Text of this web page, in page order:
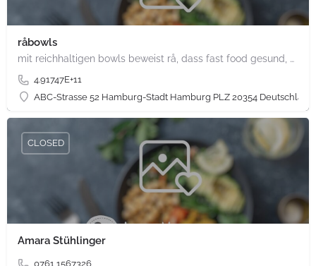
råbowls
mit reichhaltigen bowls beweist rå, dass fast food gesund, nachhaltig und hundertprozentig vegan sein kann.…
4.91747E+11
ABC-Strasse 52 Hamburg-Stadt Hamburg PLZ 20354 Deutschland
Amara Stühlinger
0761 1567326
CLOSED